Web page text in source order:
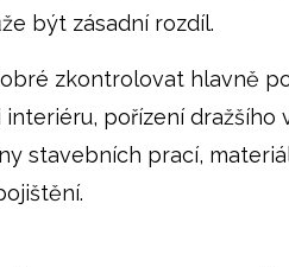
být zásadní rozdíl.
zkontrolovat hlavně
interiéru, pořízení
stavebních prací,